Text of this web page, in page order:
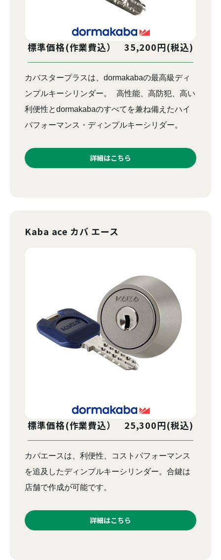
標準価格(作業費込） 35,200円(税込)
カバスタープラスは、dormakabaの最高級ディ
ンプルキーシリンダー。 高性能、高防犯、高い
利便性とdormakabaのすべてを兼ね備えたハイ
パフォーマンス・ディンプルキーシリダー。
詳細はこちら
Kaba ace カバ エース
標準価格(作業費込） 25,300円(税込)
カバエースは、利便性、コストパフォーマンス
を追及したディンプルキーシリンダー。合鍵は
店舗で作成が可能です。
詳細はこちら